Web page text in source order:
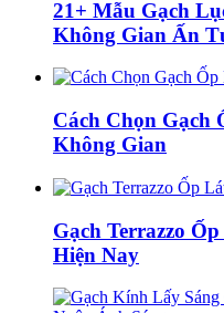
21+ Mẫu Gạch
Không Gian Ấn
Cách Chọn Gạch
Không Gian
Gạch Terrazzo
Hiện Nay